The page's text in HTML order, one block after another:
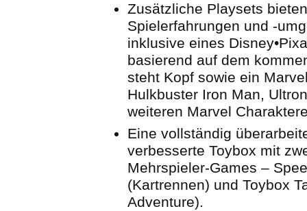
Zusätzliche Playsets
Spielerfahrungen und -
inklusive eines
basierend auf dem
steht Kopf sowie ein
Hulkbuster Iron Man,
weiteren Marvel
Eine vollständig
verbesserte Toybox mit
Mehrspieler-Games –
(Kartrennen) und Toybox
Adventure).